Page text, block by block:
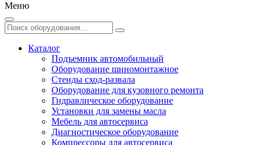
Меню
Каталог
Подъемник автомобильный
Оборудование шиномонтажное
Стенды сход-развала
Оборудование для кузовного ремонта
Гидравлическое оборудование
Установки для замены масла
Мебель для автосервиса
Диагностическое оборудование
Компрессоры для автосервиса